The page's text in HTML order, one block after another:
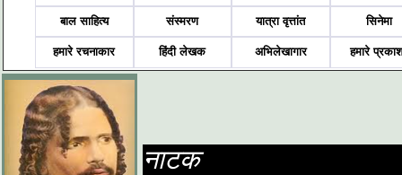
बाल साहित्य संस्मरण यात्रा वृत्तांत सिनेमा
हमारे रचनाकार हिंदी लेखक अभिलेखागार हमारे
नाटक